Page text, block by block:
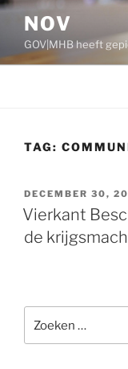
Ga
inhoud
NOV
GOV|MHB heeft
TAG:
GEPLAATST
OP
DECEMBER 30,
Vierkant
de
naar: